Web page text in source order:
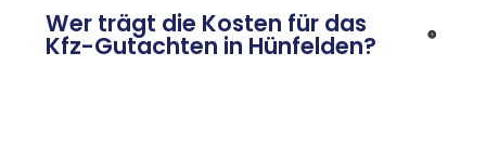
Wer trägt die Kosten für das
Kfz-Gutachten in Hünfelden?